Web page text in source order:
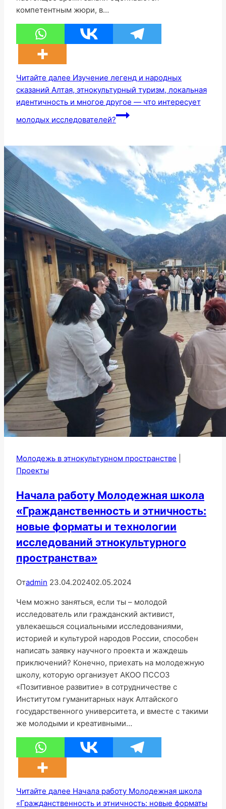
компетентным жюри, в…
Читайте далее Изучение легенд и народных
сказаний Алтая, этнокультурный туризм, локальная
идентичность и многое другое — что интересует
молодых исследователей?
Молодежь в этнокультурном пространстве
Проекты
Начала работу Молодежная школа
«Гражданственность и этничность:
новые форматы и технологии
исследований этнокультурного
пространства»
Отadmin 23.04.202402.05.2024
Чем можно заняться, если ты – молодой
исследователь или гражданский активист,
увлекаешься социальными исследованиями,
историей и культурой народов России, способен
написать заявку научного проекта и жаждешь
приключений? Конечно, приехать на молодежную
школу, которую организует АКОО ПССОЗ
«Позитивное развитие» в сотрудничестве с
Институтом гуманитарных наук Алтайского
государственного университета, и вместе с такими
же молодыми и креативными…
Читайте далее Начала работу Молодежная школа
«Гражданственность и этничность: новые форматы